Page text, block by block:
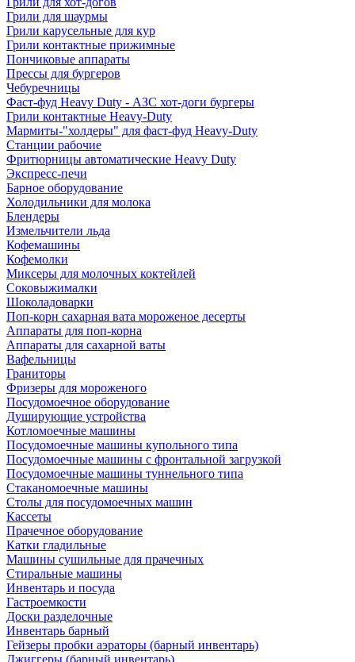
Грили для шаурмы
Грили карусельные для кур
Грили контактные прижимные
Пончиковые аппараты
Прессы для бургеров
Чебуречницы
Фаст-фуд Heavy Duty - АЗС хот-доги бургеры
Грили контактные Heavy-Duty
Мармиты-"холдеры" для фаст-фуд Heavy-Duty
Станции рабочие
Фритюрницы автоматические Heavy Duty
Экспресс-печи
Барное оборудование
Холодильники для молока
Блендеры
Измельчители льда
Кофемашины
Кофемолки
Миксеры для молочных коктейлей
Соковыжималки
Шоколадоварки
Поп-корн сахарная вата мороженое десерты
Аппараты для поп-корна
Аппараты для сахарной ваты
Вафельницы
Граниторы
Фризеры для мороженого
Посудомоечное оборудование
Душирующие устройства
Котломоечные машины
Посудомоечные машины купольного типа
Посудомоечные машины с фронтальной загрузкой
Посудомоечные машины туннельного типа
Стаканомоечные машины
Столы для посудомоечных машин
Кассеты
Прачечное оборудование
Катки гладильные
Машины сушильные для прачечных
Стиральные машины
Инвентарь и посуда
Гастроемкости
Доски разделочные
Инвентарь барный
Гейзеры пробки аэраторы (барный инвентарь)
Джиггеры (барный инвентарь)